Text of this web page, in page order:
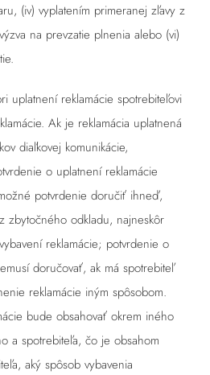
(iv) vyplatením primeranej zľavy z
na prevzatie plnenia alebo (vi)
uplatnení reklamácie spotrebiteľovi
Ak je reklamácia uplatnená
diaľkovej komunikácie,
o uplatnení reklamácie
potvrdenie doručiť ihneď,
zbytočného odkladu, najneskôr
reklamácie; potvrdenie o
doručovať, ak má spotrebiteľ
reklamácie iným spôsobom.
bude obsahovať okrem iného
a spotrebiteľa, čo je obsahom
aký spôsob vybavenia